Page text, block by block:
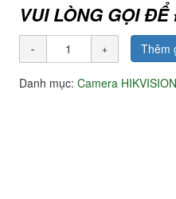
VUI LÒNG GỌI
Thêm
Danh mục: Camera HIKVISION